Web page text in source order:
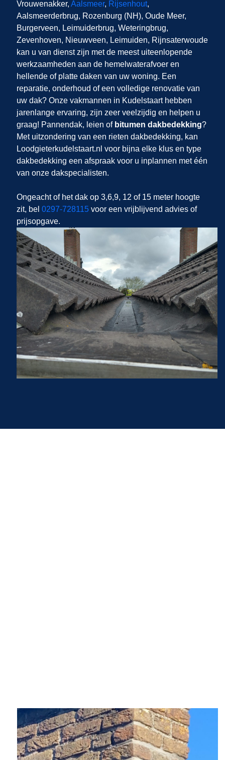
Vrouwenakker, Aalsmeer, Rijsenhout,
Aalsmeerderbrug, Rozenburg (NH), Oude Meer,
Burgerveen, Leimuiderbrug, Weteringbrug,
Zevenhoven, Nieuwveen, Leimuiden, Rijnsaterwoude
kan u van dienst zijn met de meest uiteenlopende
werkzaamheden aan de hemelwaterafvoer en
hellende of platte daken van uw woning. Een
reparatie, onderhoud of een volledige renovatie van
uw dak? Onze vakmannen in Kudelstaart hebben
jarenlange ervaring, zijn zeer veelzijdig en helpen u
graag! Pannendak, leien ofbitumen dakbedekking?
Met uitzondering van een rieten dakbedekking, kan
Loodgieterkudelstaart.nl voor bijna elke klus en type
dakbedekking een afspraak voor u inplannen met één
van onze dakspecialisten.
Ongeacht of het dak op 3,6,9, 12 of 15 meter hoogte
zit, bel 0297-728115voor een vrijblijvend advies of
prijsopgave.